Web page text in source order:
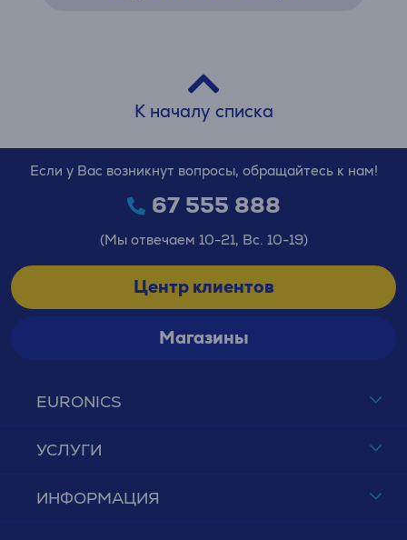
К началу списка
EURONICS
УСЛУГИ
ИНФОРМАЦИЯ
Если у Вас возникнут вопросы, обращайтесь к нам!
67 555 888
(Мы отвечаем 10-21, Вс. 10-19)
Центр клиентов
Магазины